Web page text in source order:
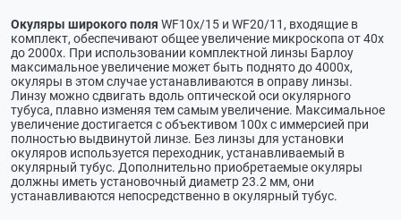
Окуляры широкого поля WF10х/15 и WF20/11, входящие в
комплект, обеспечивают общее увеличение микроскопа от 40х
до 2000х. При использовании комплектной линзы Барлоу
максимальное увеличение может быть поднято до 4000х,
окуляры в этом случае устанавливаются в оправу линзы.
Линзу можно сдвигать вдоль оптической оси окулярного
тубуса, плавно изменяя тем самым увеличение. Максимальное
увеличение достигается с объективом 100х с иммерсией при
полностью выдвинутой линзе. Без линзы для установки
окуляров используется переходник, устанавливаемый в
окулярный тубус. Дополнительно приобретаемые окуляры
должны иметь установочный диаметр 23.2 мм, они
устанавливаются непосредственно в окулярный тубус.